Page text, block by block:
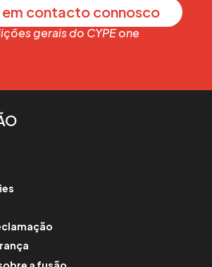
em contacto connosco
gerais do CYPE one